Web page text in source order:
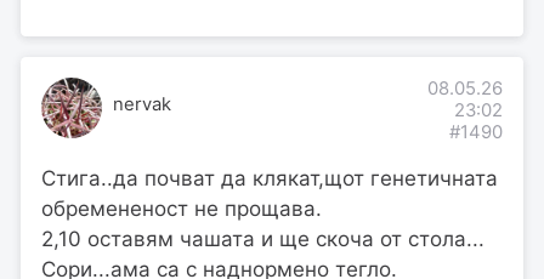
nervak
08.05.26
23:02
#1490
Стига..да почват да клякат,щот генетичната
обремененост не прощава.
2,10 оставям чашата и ще скоча от стола...
Сори...ама са с наднормено тегло.